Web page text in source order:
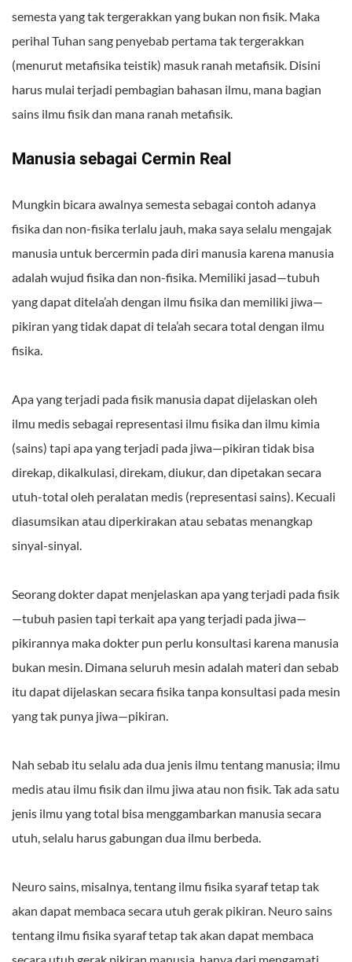
semesta yang tak tergerakkan yang bukan non fisik. Maka
perihal Tuhan sang penyebab pertama tak tergerakkan
(menurut metafisika teistik) masuk ranah metafisik. Disini
harus mulai terjadi pembagian bahasan ilmu, mana bagian
sains ilmu fisik dan mana ranah metafisik.
Manusia sebagai Cermin Real
Mungkin bicara awalnya semesta sebagai contoh adanya
fisika dan non-fisika terlalu jauh, maka saya selalu mengajak
manusia untuk bercermin pada diri manusia karena manusia
adalah wujud fisika dan non-fisika. Memiliki jasad—tubuh
yang dapat ditela’ah dengan ilmu fisika dan memiliki jiwa—
pikiran yang tidak dapat di tela’ah secara total dengan ilmu
fisika.
Apa yang terjadi pada fisik manusia dapat dijelaskan oleh
ilmu medis sebagai representasi ilmu fisika dan ilmu kimia
(sains) tapi apa yang terjadi pada jiwa—pikiran tidak bisa
direkap, dikalkulasi, direkam, diukur, dan dipetakan secara
utuh-total oleh peralatan medis (representasi sains). Kecuali
diasumsikan atau diperkirakan atau sebatas menangkap
sinyal-sinyal.
Seorang dokter dapat menjelaskan apa yang terjadi pada fisik
—tubuh pasien tapi terkait apa yang terjadi pada jiwa—
pikirannya maka dokter pun perlu konsultasi karena manusia
bukan mesin. Dimana seluruh mesin adalah materi dan sebab
itu dapat dijelaskan secara fisika tanpa konsultasi pada mesin
yang tak punya jiwa—pikiran.
Nah sebab itu selalu ada dua jenis ilmu tentang manusia; ilmu
medis atau ilmu fisik dan ilmu jiwa atau non fisik. Tak ada satu
jenis ilmu yang total bisa menggambarkan manusia secara
utuh, selalu harus gabungan dua ilmu berbeda.
Neuro sains, misalnya, tentang ilmu fisika syaraf tetap tak
akan dapat membaca secara utuh gerak pikiran. Neuro sains
tentang ilmu fisika syaraf tetap tak akan dapat membaca
secara utuh gerak pikiran manusia, hanya dari mengamati